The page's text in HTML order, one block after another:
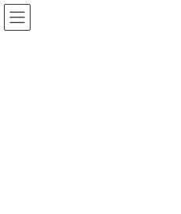
コ
ン
ナ
ビ